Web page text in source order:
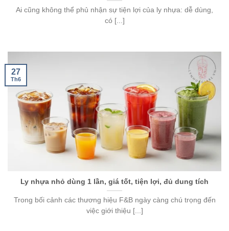
Ai cũng không thể phủ nhận sự tiện lợi của ly nhựa: dễ dùng,
có [...]
Ly nhựa nhỏ dùng 1 lần, giá tốt, tiện lợi, đủ dung tích
Trong bối cảnh các thương hiệu F&B ngày càng chú trọng đến
việc giới thiệu [...]
27
Th6